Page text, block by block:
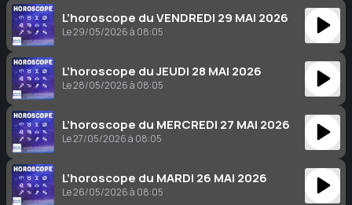
L’horoscope du VENDREDI 29 MAI 2026
Le 29/05/2026 à 08:05
L’horoscope du JEUDI 28 MAI 2026
Le 28/05/2026 à 08:05
L’horoscope du MERCREDI 27 MAI 2026
Le 27/05/2026 à 08:05
L’horoscope du MARDI 26 MAI 2026
Le 26/05/2026 à 08:05